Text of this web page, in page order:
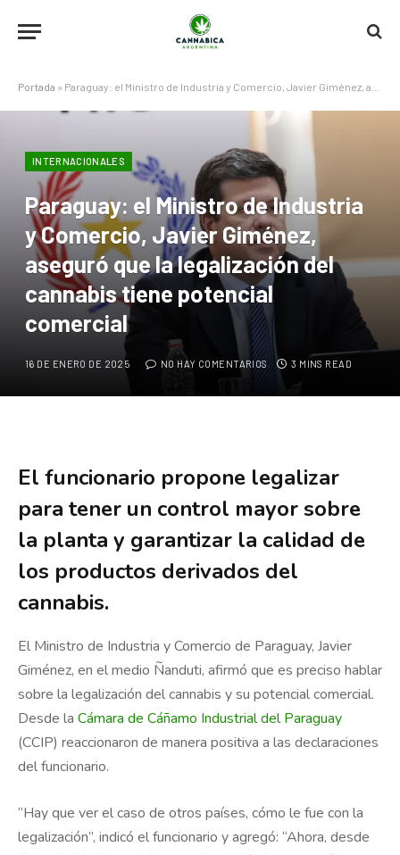
Portada » Paraguay: el Ministro de Industria y Comercio, Javier Giménez, aseguró que la legalización del cannabis tiene potencial comercial
INTERNACIONALES
Paraguay: el Ministro de Industria
y Comercio, Javier Giménez,
aseguró que la legalización del
cannabis tiene potencial
comercial
16 DE ENERO DE 2025 NO HAY COMENTARIOS 3 MINS READ
El funcionario propone legalizar
para tener un control mayor sobre
la planta y garantizar la calidad de
los productos derivados del
cannabis.
El Ministro de Industria y Comercio de Paraguay, Javier
Giménez, en el medio Ñanduti, afirmó que es preciso hablar
sobre la legalización del cannabis y su potencial comercial.
Desde la Cámara de Cáñamo Industrial del Paraguay
(CCIP) reaccionaron de manera positiva a las declaraciones
del funcionario.
“Hay que ver el caso de otros países, cómo le fue con la
legalización”, indicó el funcionario y agregó: “Ahora, desde